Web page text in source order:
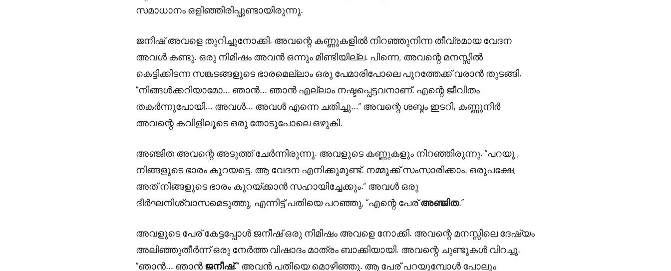
സമാധാനം ഒളിഞ്ഞിരിപ്പുണ്ടായിരുന്നു.
ജനീഷ് അവളെ തുറിച്ചുനോക്കി. അവന്റെ കണ്ണുകളിൽ നിറഞ്ഞുനിന്ന തീവ്രമായ വേദന
അവൾ കണ്ടു. ഒരു നിമിഷം അവൻ ഒന്നും മിണ്ടിയില്ല. പിന്നെ, അവന്റെ മനസ്സിൽ
കെട്ടിക്കിടന്ന സങ്കടങ്ങളുടെ ഭാരമെല്ലാം ഒരു പേമാരിപോലെ പുറത്തേക്ക് വരാൻ തുടങ്ങി.
“നിങ്ങൾക്കറിയാമോ… ഞാൻ… ഞാൻ എല്ലാം നഷ്ടപ്പെട്ടവനാണ്. എന്റെ ജീവിതം
തകർന്നുപോയി… അവൾ… അവൾ എന്നെ ചതിച്ചു…” അവന്റെ ശബ്ദം ഇടറി, കണ്ണുനീർ
അവന്റെ കവിളിലൂടെ ഒരു തോടുപോലെ ഒഴുകി.
അഞ്ജിത അവന്റെ അടുത്ത് ചേർന്നിരുന്നു. അവളുടെ കണ്ണുകളും നിറഞ്ഞിരുന്നു. “പറയൂ ,
നിങ്ങളുടെ ഭാരം കുറയട്ടെ. ആ വേദന എനിക്കുമുണ്ട്. നമ്മുക്ക് സംസാരിക്കാം. ഒരുപക്ഷേ,
അത് നിങ്ങളുടെ ഭാരം കുറയ്ക്കാൻ സഹായിച്ചേക്കും.” അവൾ ഒരു
ദീർഘനിശ്വാസമെടുത്തു, എന്നിട്ട് പതിയെ പറഞ്ഞു, “എന്റെ പേര്അഞ്ജിത.”
അവളുടെ പേര് കേട്ടപ്പോൾ ജനീഷ് ഒരു നിമിഷം അവളെ നോക്കി. അവന്റെ മനസ്സിലെ ദേഷ്യം
അലിഞ്ഞുതീർന്ന് ഒരു നേർത്ത വിഷാദം മാത്രം ബാക്കിയായി. അവന്റെ ചുണ്ടുകൾ വിറച്ചു.
“ഞാൻ… ഞാൻ ജനീഷ്.” അവൻ പതിയെ മൊഴിഞ്ഞു. ആ പേര് പറയുമ്പോൾ പോലും